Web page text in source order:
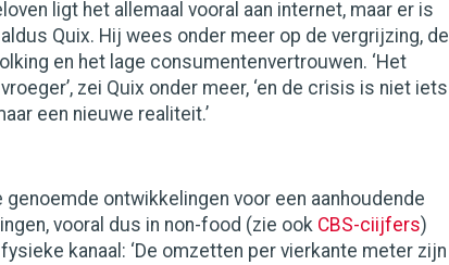
ligt het allemaal vooral aan internet, maar er is
aldus Quix. Hij wees onder meer op de vergrijzing, de
en het lage consumentenvertrouwen. ‘Het
zei Quix onder meer, ‘en de crisis is niet iets
een nieuwe realiteit.’
ontwikkelingen voor een aanhoudende
vooral dus in non-food (zie ook CBS-ciijfers)
kanaal: ‘De omzetten per vierkante meter zijn